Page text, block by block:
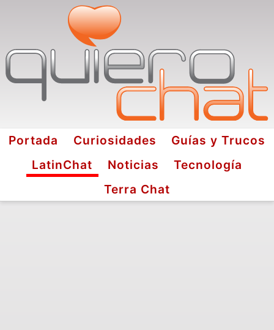
Portada Curiosidades
Guías y Trucos
LatinChat
Noticias
Tecnología
Terra Chat